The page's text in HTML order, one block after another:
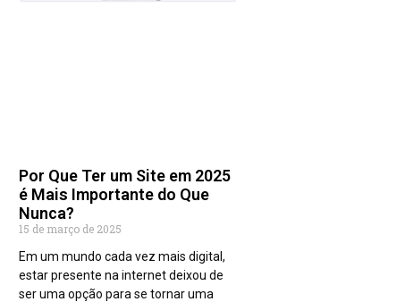
Por Que Ter um Site em 2025
é Mais Importante do Que
Nunca?
15 de março de 2025
Em um mundo cada vez mais digital,
estar presente na internet deixou de
ser uma opção para se tornar uma